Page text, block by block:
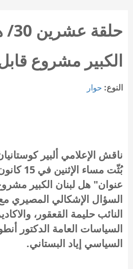
الكبير مشروع
النوع: حوار
ناقش الإعلامي ألبير
عنوان" هل لبنان الكبير
السؤال الإشكالي المصيري
النائب حليمة القعقور،
السياسات العامة الدكتور
السياسي إياد البستاني.